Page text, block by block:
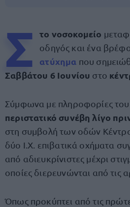
Σ το νοσοκομείο
οδηγός και ένα
ατύχημα που
Σαββάτου 6 Ιουνίου στο
Σύμφωνα με πληροφορίες
περιστατικό συνέβη λίγο
στη συμβολή των οδών
δύο Ι.Χ. επιβατικά οχήματα
από αδιευκρίνιστες μέχρι
οποίες διερευνώνται από τις
Όπως προκύπτει από τις